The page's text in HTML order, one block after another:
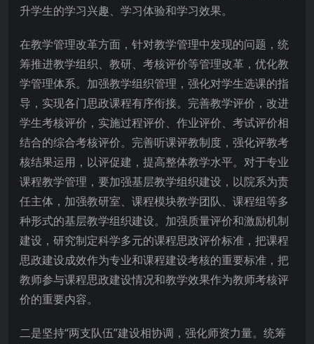
升学生的学习兴趣、学习体验和学习效果。
在教学管理改革方面，针对教学管理中发现的问题，统
筹推进教学组织、教研、考核评价等管理改革，优化教
学管理体系。加强教学组织管理，强化对学生选课的指
导，实现各门思政课程有序衔接。完善教学评价，改进
学生考核评价，实施过程评价、作业评价、考试评价相
结合的综合考核评价。完善听课评教制度，强化评教考
核结果运用，以评促建，提高整体教学水平。对于专业
课程教学管理，要加强基层教学组织建设，以院系为责
任主体，加强教研室、课程模块教学团队、课程组等多
种形式的基层教学组织建设。加强质量评价和激励机制
建设，研究制定科学多元的课程思政评价标准，把课程
思政建设成效作为专业和课程建设考核的重要标准，把
教师参与课程思政建设情况和教学效果作为教师考核评
价的重要内容。
二是坚持“两支队伍”建设相协调，强化师资力量。统筹